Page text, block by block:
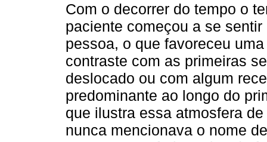
Com o decorrer do tempo o
paciente começou a se
pessoa, o que favoreceu
contraste com as primeiras
deslocado ou com algum
predominante ao longo do
que ilustra essa atmosfera
nunca mencionava o nome